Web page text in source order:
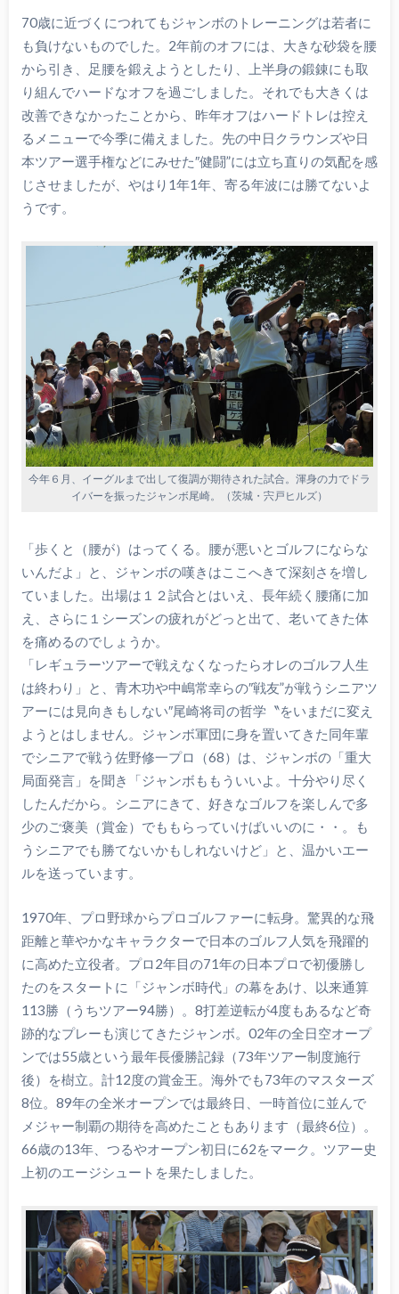
70歳に近づくにつれてもジャンボのトレーニングは若者に
も負けないものでした。2年前のオフには、大きな砂袋を腰
から引き、足腰を鍛えようとしたり、上半身の鍛錬にも取
り組んでハードなオフを過ごしました。それでも大きくは
改善できなかったことから、昨年オフはハードトレは控え
るメニューで今季に備えました。先の中日クラウンズや日
本ツアー選手権などにみせた″健闘”には立ち直りの気配を感
じさせましたが、やはり1年1年、寄る年波には勝てないよ
うです。
今年６月、イーグルまで出して復調が期待された試合。渾身の力でドラ
イバーを振ったジャンボ尾崎。（茨城・宍戸ヒルズ）
「歩くと（腰が）はってくる。腰が悪いとゴルフにならな
いんだよ」と、ジャンボの嘆きはここへきて深刻さを増し
ていました。出場は１２試合とはいえ、長年続く腰痛に加
え、さらに１シーズンの疲れがどっと出て、老いてきた体
を痛めるのでしょうか。
「レギュラーツアーで戦えなくなったらオレのゴルフ人生
は終わり」と、青木功や中嶋常幸らの″戦友”が戦うシニアツ
アーには見向きもしない″尾崎将司の哲学〝をいまだに変え
ようとはしません。ジャンボ軍団に身を置いてきた同年輩
でシニアで戦う佐野修一プロ（68）は、ジャンボの「重大
局面発言」を聞き「ジャンボももういいよ。十分やり尽く
したんだから。シニアにきて、好きなゴルフを楽しんで多
少のご褒美（賞金）でももらっていけばいいのに・・。も
うシニアでも勝てないかもしれないけど」と、温かいエー
ルを送っています。
1970年、プロ野球からプロゴルファーに転身。驚異的な飛
距離と華やかなキャラクターで日本のゴルフ人気を飛躍的
に高めた立役者。プロ2年目の71年の日本プロで初優勝し
たのをスタートに「ジャンボ時代」の幕をあけ、以来通算
113勝（うちツアー94勝）。8打差逆転が4度もあるなど奇
跡的なプレーも演じてきたジャンボ。02年の全日空オープ
ンでは55歳という最年長優勝記録（73年ツアー制度施行
後）を樹立。計12度の賞金王。海外でも73年のマスターズ
8位。89年の全米オープンでは最終日、一時首位に並んで
メジャー制覇の期待を高めたこともあります（最終6位）。
66歳の13年、つるやオープン初日に62をマーク。ツアー史
上初のエージシュートを果たしました。